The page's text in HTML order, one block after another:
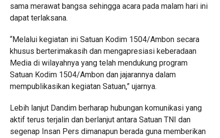
sama merawat bangsa sehingga acara pada malam hari ini
dapat terlaksana.
“Melalui kegiatan ini Satuan Kodim 1504/Ambon secara
khusus berterimakasih dan mengapresiasi keberadaan
Media di wilayahnya yang telah mendukung program
Satuan Kodim 1504/Ambon dan jajarannya dalam
mempublikasikan kegiatan Satuan,” ujarnya.
Lebih lanjut Dandim berharap hubungan komunikasi yang
aktif terus terjalin dan berlanjut antara Satuan TNI dan
segenap Insan Pers dimanapun berada guna memberikan